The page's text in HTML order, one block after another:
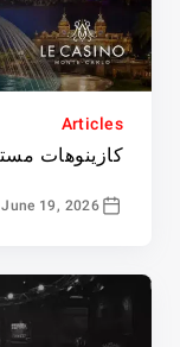
Articles
كازينوهات
June 19, 2026